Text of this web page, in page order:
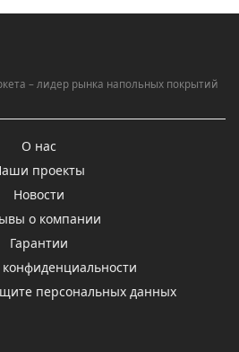
– лидер рынка напольных покрытий
О нас
проекты
Новости
о компании
Гарантии
персональных данных